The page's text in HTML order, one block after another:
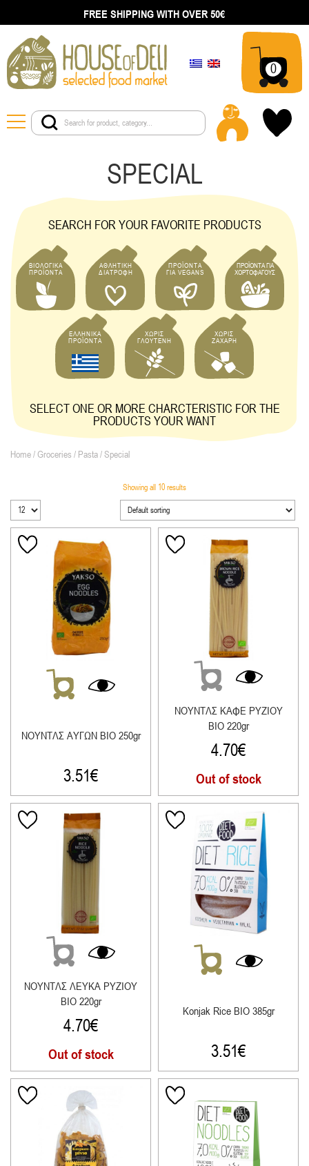
FREE SHIPPING WITH OVER 50€
0
SPECIAL
SEARCH FOR YOUR FAVORITE PRODUCTS
ΒΙΟΛΟΓΙΚΑ
ΠΡΟΪΟΝΤΑ
ΑΘΛΗΤΙΚΗ
ΔΙΑΤΡΟΦΗ
ΠΡΟΪΟΝΤΑ
ΓΙΑ VEGANS
ΠΡΟΪΟΝΤΑ ΓΙΑ
ΧΟΡΤΟΦΑΓΟΥΣ
ΕΛΛΗΝΙΚΑ
ΠΡΟΪΟΝΤΑ
ΧΩΡΙΣ
ΓΛΟΥΤΕΝΗ
ΧΩΡΙΣ
ΖΑΧΑΡΗ
SELECT ONE OR MORE CHARCTERISTIC FOR THE
PRODUCTS YOUR WANT
Home/Groceries / Pasta/ Special
Showing all 10 results
ΝΟΥΝΤΛΣ ΑΥΓΩΝ ΒΙΟ 250gr
3.51€
ΝΟΥΝΤΛΣ ΚΑΦΕ ΡΥΖΙΟΥ
ΒΙΟ 220gr
4.70€
Out of stock
ΝΟΥΝΤΛΣ ΛΕΥΚΑ ΡΥΖΙΟΥ
ΒΙΟ 220gr
4.70€
Out of stock
Konjak Rice BIO 385gr
3.51€